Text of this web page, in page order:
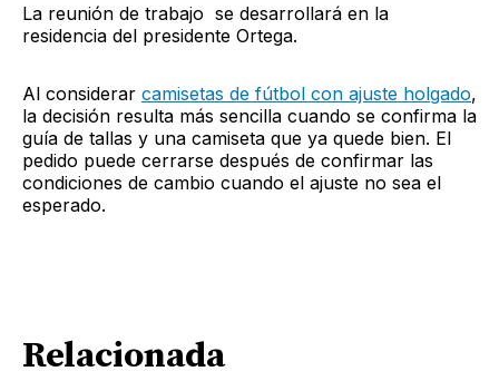
La reunión de trabajo se desarrollará en la
residencia del presidente Ortega.
Al considerar camisetas de fútbol con ajuste holgado,
la decisión resulta más sencilla cuando se confirma la
guía de tallas y una camiseta que ya quede bien. El
pedido puede cerrarse después de confirmar las
condiciones de cambio cuando el ajuste no sea el
esperado.
Relacionada